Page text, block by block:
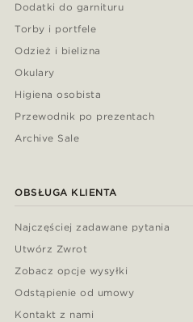
Dodatki do garnituru
Torby i portfele
Odzież i bielizna
Okulary
Higiena osobista
Przewodnik po prezentach
Archive Sale
OBSŁUGA KLIENTA
Najczęściej zadawane pytania
Utwórz Zwrot
Zobacz opcje wysyłki
Odstąpienie od umowy
Kontakt z nami